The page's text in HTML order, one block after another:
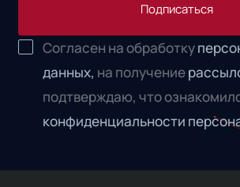
Подписаться
Согласен на обработку
данных, на получение
подтверждаю, что
конфиденциальности